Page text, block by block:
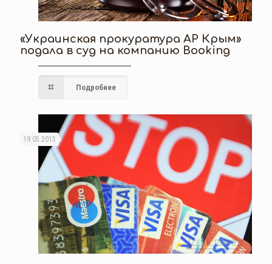
«Украинская прокуратура АР Крым»
подала в суд на компанию Booking
Подробнее
19.05.2015